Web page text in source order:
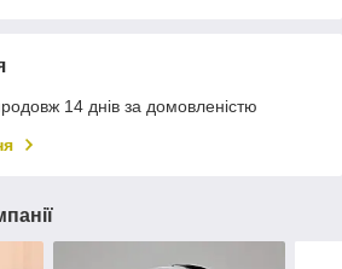
14 днів за домовленістю